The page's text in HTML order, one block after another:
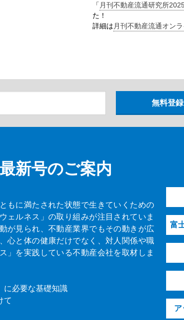
「 月刊不動産流通研究所
た！
詳細は 月刊不動産流通オン
最新号のご案内
もに満たされた状態で生きていくための
ェルネス」の取り組みが注目されていま
が見られ、不動産業界でもその動きが広
心と体の健康だけでなく、対人関係や職
」を実践している不動産会社を取材しま
に必要な基礎知識
て
富
ア